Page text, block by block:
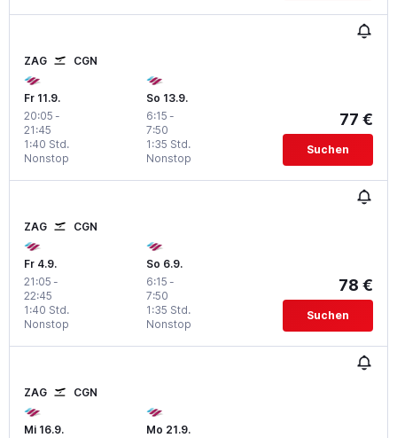
ZAG CGN
Fr 11.9.
20:05 -
21:45
Nonstop
1:40 Std.
So 13.9.
6:15 -
7:50
Nonstop
1:35 Std.
77 €
Suchen
ZAG CGN
Fr 4.9.
21:05 -
22:45
Nonstop
1:40 Std.
So 6.9.
6:15 -
7:50
Nonstop
1:35 Std.
78 €
Suchen
ZAG CGN
Mi 16.9. Mo 21.9.